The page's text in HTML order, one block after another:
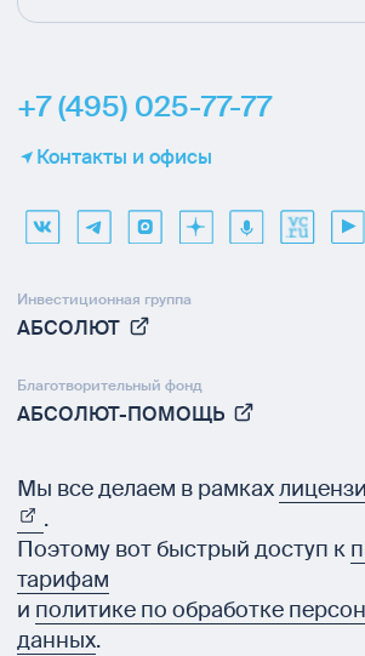
+7 (495) 025-77-77
Контакты и офисы
Инвестиционная группа
АБСОЛЮТ
Благотворительный фонд
АБСОЛЮТ-ПОМОЩЬ
Мы все делаем в рамках
.
Поэтому вот быстрый доступ к
тарифам
и политике по обработке
данных.